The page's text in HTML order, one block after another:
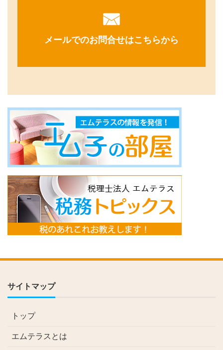
メールでのお問合せはこちらから
サイトマップ
トップ
エムテラスとは